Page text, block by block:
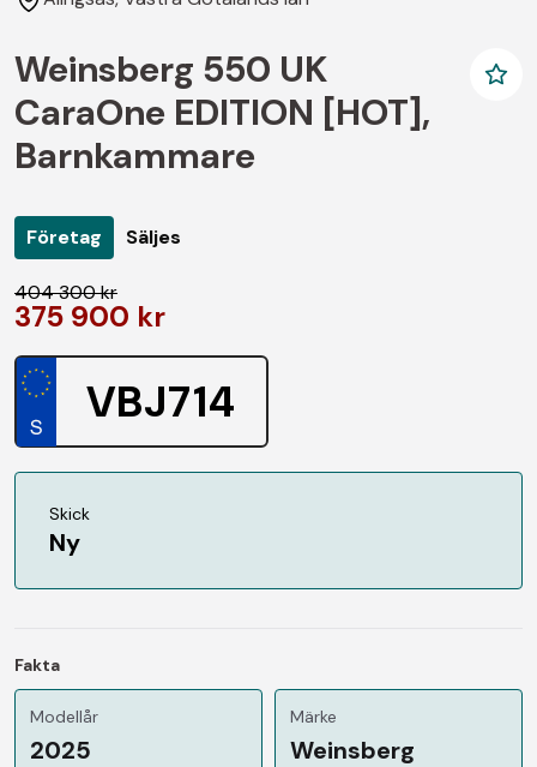
Weinsberg 550 UK
CaraOne EDITION [HOT],
Barnkammare
Företag Säljes
404 300 kr
375 900 kr
VBJ714
Skick
Ny
Fakta
Modellår
2025
Märke
Weinsberg